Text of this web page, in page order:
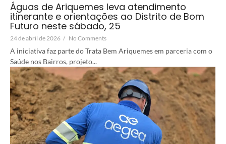
Águas de Ariquemes leva atendimento
itinerante e orientações ao Distrito de Bom
Futuro neste sábado, 25
24 de abril de 2026 / No Comments
A iniciativa faz parte do Trata Bem Ariquemes em parceria com o
Saúde nos Bairros, projeto...